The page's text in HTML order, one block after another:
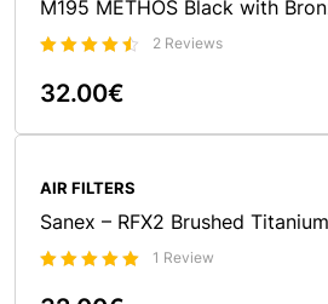
M195 METHOS Black with
mit
von 5
2 Reviews
32.00€
In Den
AIR FILTERS
Sanex – RFX2 Brushed Titanium
1 Review